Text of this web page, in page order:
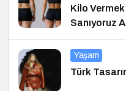
Kilo Vermek
Sanıyoruz
Yaşam
Türk